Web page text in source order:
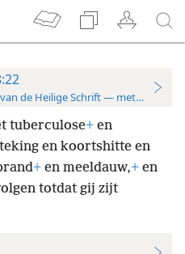
de Heilige Schrift — met
tuberculose+ en
en koortshitte en
+ en meeldauw,+ en
totdat gij zijt